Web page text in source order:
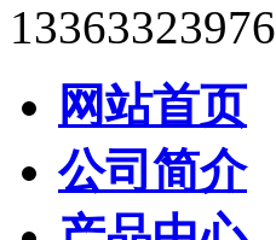
13363323976
网站首页
公司简介